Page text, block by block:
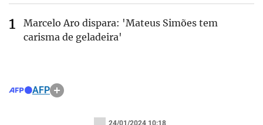
Marcelo Aro dispara: 'Mateus Simões tem
carisma de geladeira'
AFP
24/01/2024 10:18